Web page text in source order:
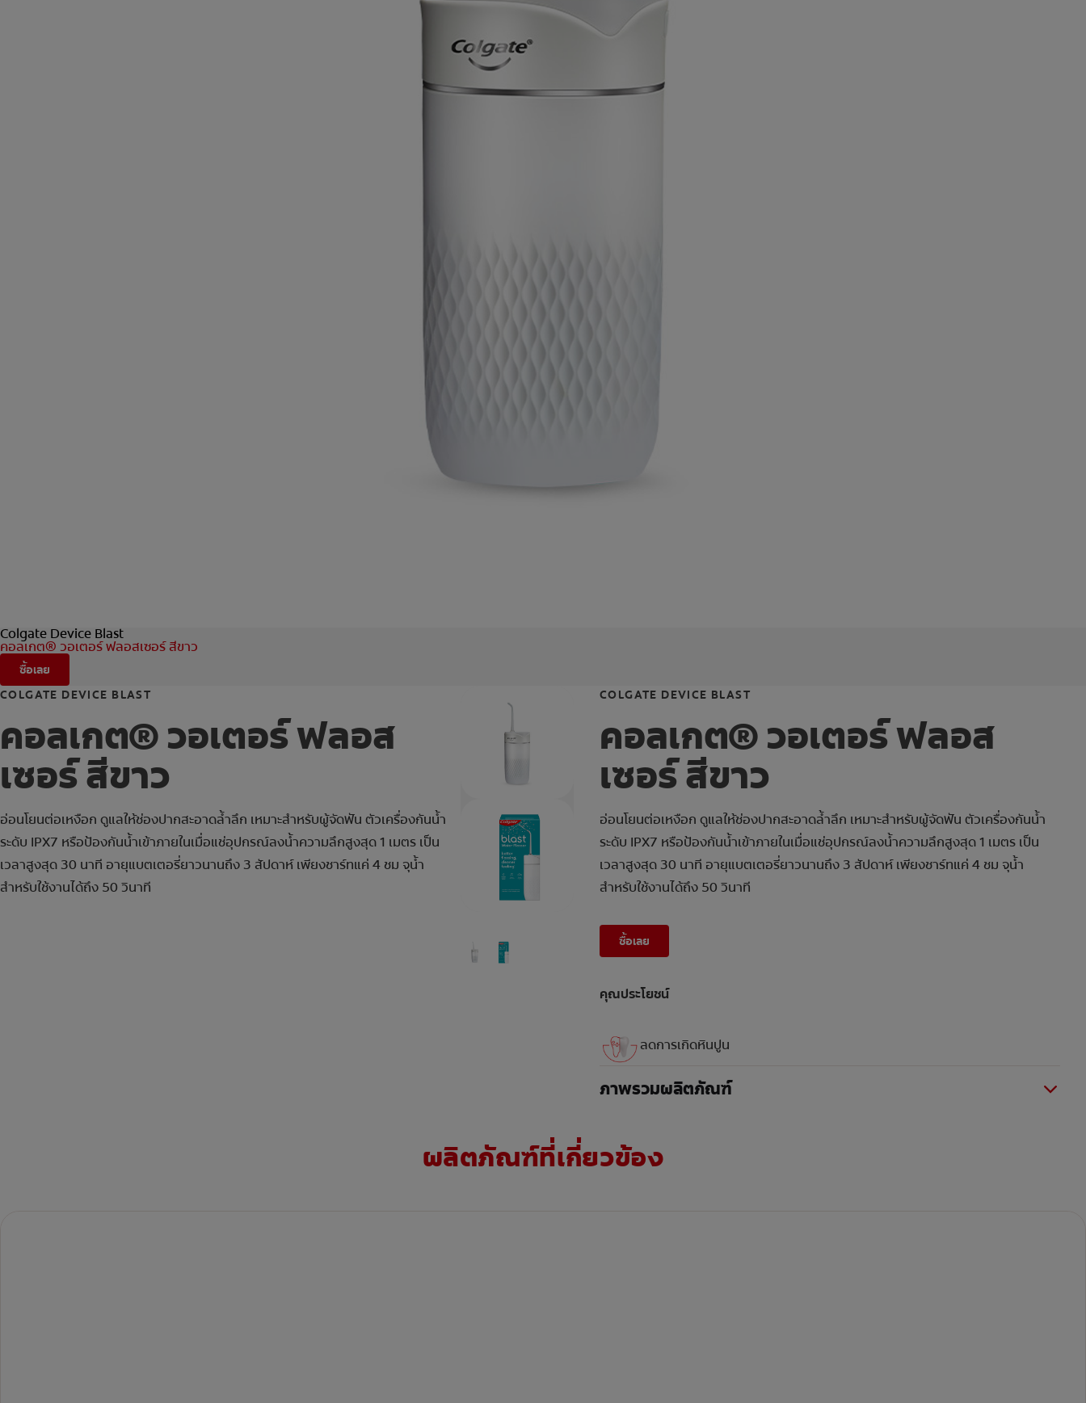
Colgate Device Blast
คอลเกต® วอเตอร์ ฟลอสเซอร์ สีขาว
ซื้อเลย
COLGATE DEVICE BLAST
คอลเกต® วอเตอร์ ฟลอส
เซอร์ สีขาว
อ่อนโยนต่อเหงือก ดูแลให้ช่องปากสะอาดล้ำลึก เหมาะสำหรับผู้จัดฟัน ตัวเครื่องกันน้ำ
ระดับ IPX7 หรือป้องกันน้ำเข้าภายในเมื่อแช่อุปกรณ์ลงน้ำความลึกสูงสุด 1 เมตร เป็น
เวลาสูงสุด 30 นาที อายุแบตเตอรี่ยาวนานถึง 3 สัปดาห์ เพียงชาร์ทแค่ 4 ชม จุน้ำ
สำหรับใช้งานได้ถึง 50 วินาที
COLGATE DEVICE BLAST
คอลเกต® วอเตอร์ ฟลอส
เซอร์ สีขาว
อ่อนโยนต่อเหงือก ดูแลให้ช่องปากสะอาดล้ำลึก เหมาะสำหรับผู้จัดฟัน ตัวเครื่องกันน้ำ
ระดับ IPX7 หรือป้องกันน้ำเข้าภายในเมื่อแช่อุปกรณ์ลงน้ำความลึกสูงสุด 1 เมตร เป็น
เวลาสูงสุด 30 นาที อายุแบตเตอรี่ยาวนานถึง 3 สัปดาห์ เพียงชาร์ทแค่ 4 ชม จุน้ำ
สำหรับใช้งานได้ถึง 50 วินาที
ซื้อเลย
คุณประโยชน์
ลดการเกิดหินปูน
ภาพรวมผลิตภัณฑ์
ผลิตภัณฑ์ที่เกี่ยวข้อง